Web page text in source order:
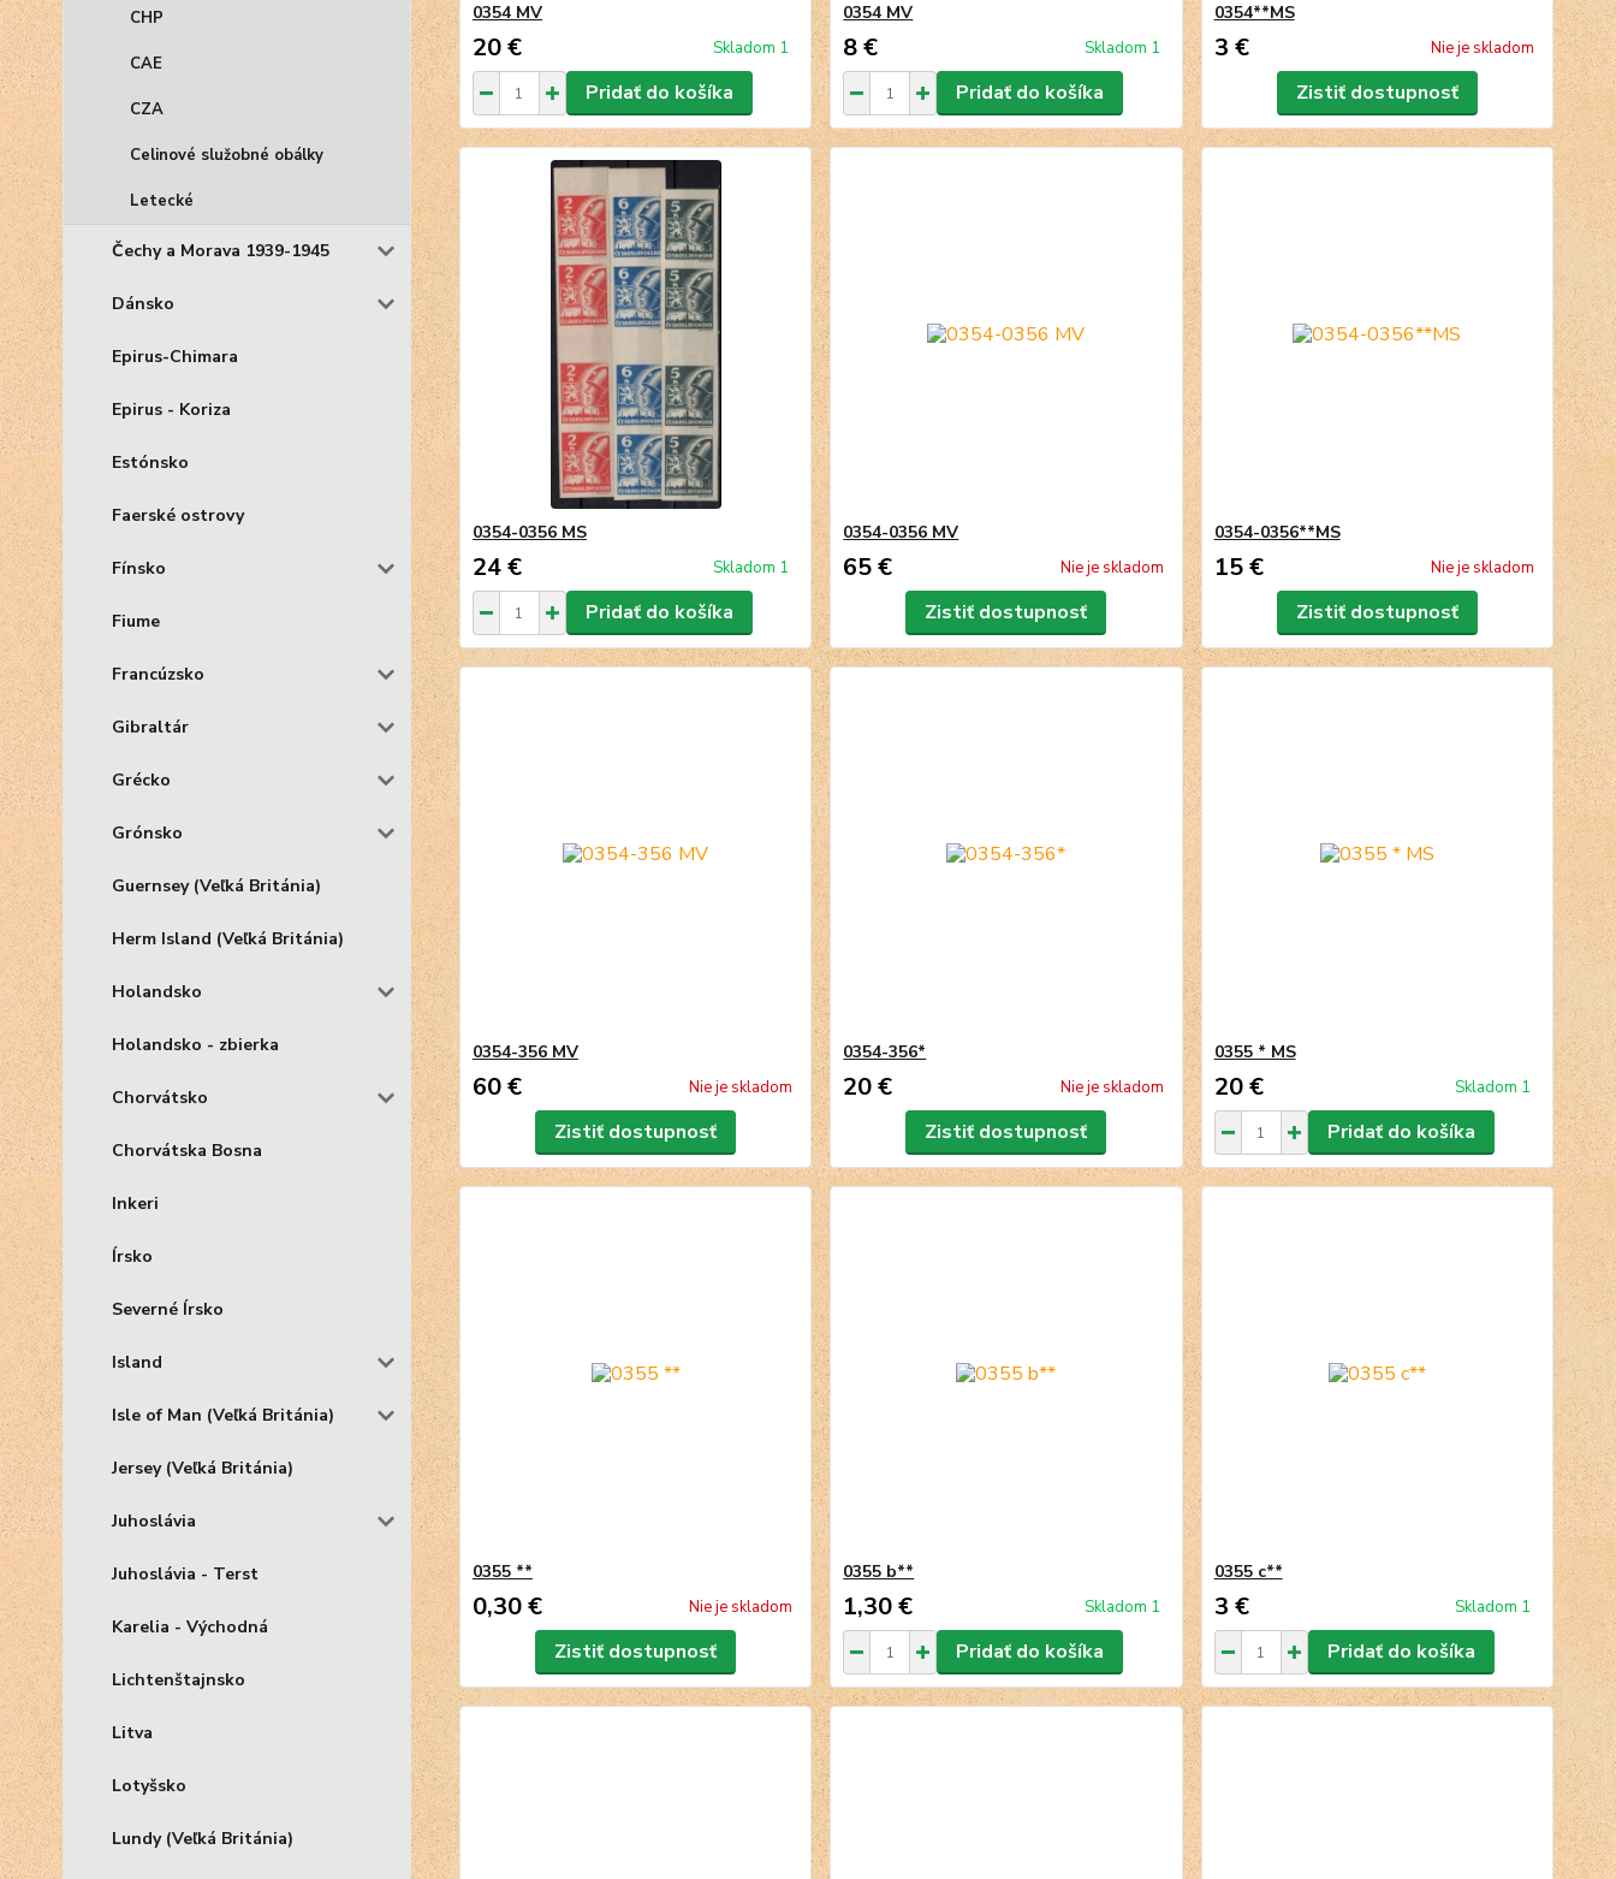
CHP
CAE
CZA
Celinové služobné obálky
Letecké
Čechy a Morava 1939-1945
Dánsko
Epirus-Chimara
Epirus - Koriza
Estónsko
Faerské ostrovy
Fínsko
Fiume
Francúzsko
Gibraltár
Grécko
Grónsko
Guernsey (Veľká Británia)
Herm Island (Veľká Británia)
Holandsko
Holandsko - zbierka
Chorvátsko
Chorvátska Bosna
Inkeri
Írsko
Severné Írsko
Island
Isle of Man (Veľká Británia)
Jersey (Veľká Británia)
Juhoslávia
Juhoslávia - Terst
Karelia - Východná
Lichtenštajnsko
Litva
Lotyšsko
Lundy (Veľká Británia)
0354 MV
20 € Skladom 1
Pridať do košíka
0354 MV
8 € Skladom 1
Pridať do košíka
0354**MS
3 € Nie je skladom
Zistiť dostupnosť
0354-0356 MS
24 € Skladom 1
Pridať do košíka
0354-0356 MV
65 € Nie je skladom
Zistiť dostupnosť
0354-0356**MS
15 € Nie je skladom
Zistiť dostupnosť
0354-356 MV
60 € Nie je skladom
Zistiť dostupnosť
0354-356*
20 € Nie je skladom
Zistiť dostupnosť
0355 * MS
20 € Skladom 1
Pridať do košíka
0355 **
0,30 € Nie je skladom
Zistiť dostupnosť
0355 b**
1,30 € Skladom 1
Pridať do košíka
0355 c**
3 € Skladom 1
Pridať do košíka